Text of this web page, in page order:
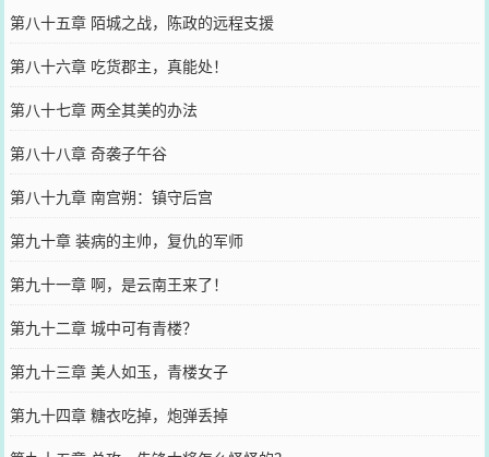
第八十五章 陌城之战，陈政的远程支援
第八十六章 吃货郡主，真能处！
第八十七章 两全其美的办法
第八十八章 奇袭子午谷
第八十九章 南宫朔：镇守后宫
第九十章 装病的主帅，复仇的军师
第九十一章 啊，是云南王来了！
第九十二章 城中可有青楼？
第九十三章 美人如玉，青楼女子
第九十四章 糖衣吃掉，炮弹丢掉